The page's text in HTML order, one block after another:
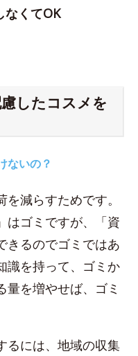
なくてOK
したコスメを
ないの？
減らすためです。
はゴミですが、「資
きるのでゴミではあ
識を持って、ゴミか
量を増やせば、ゴミ
るには、地域の収集